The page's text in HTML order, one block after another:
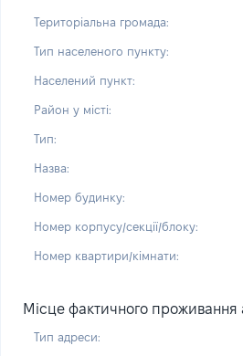
Територіальна громада:
Тип населеного пункту:
Населений пункт:
Район у місті:
Тип:
Назва:
Номер будинку:
Номер корпусу/секції/блоку:
Номер квартири/кімнати:
Місце фактичного проживання
Тип адреси: